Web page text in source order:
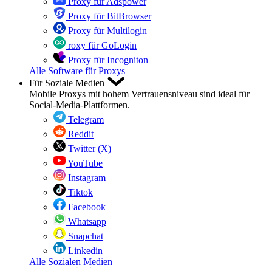
Proxy für BitBrowser
Proxy für Multilogin
roxy für GoLogin
Proxy für Incogniton
Alle Software für Proxys
Für Soziale Medien
Mobile Proxys mit hohem Vertrauensniveau sind ideal für
Social-Media-Plattformen.
Telegram
Reddit
Twitter (X)
YouTube
Instagram
Tiktok
Facebook
Whatsapp
Snapchat
Linkedin
Alle Sozialen Medien